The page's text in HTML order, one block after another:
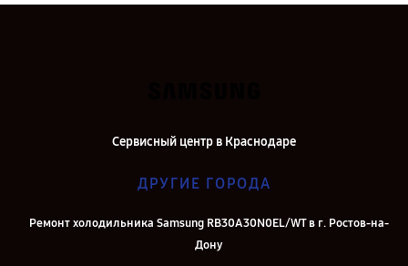
Сервисный центр в Краснодаре
ДРУГИЕ ГОРОДА
Ремонт холодильника Samsung RB30A30N0EL/WT в г. Ростов-на-
Дону